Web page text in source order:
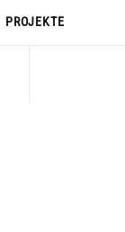
PROJEKTE